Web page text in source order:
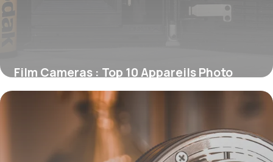
Film Cameras : Top 10 Appareils Photo
Argentiques
10 janvier 2026